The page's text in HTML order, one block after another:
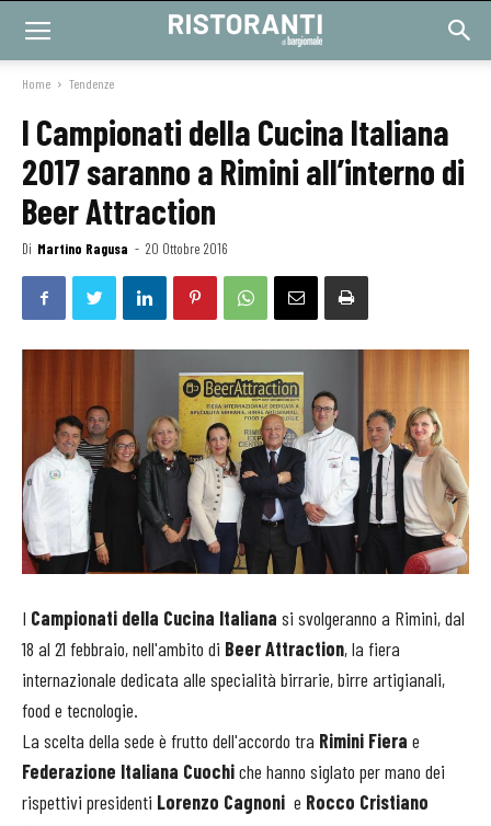
Home Tendenze
I Campionati della Cucina Italiana
2017 saranno a Rimini all’interno di
Beer Attraction
Di Martino Ragusa - 20 Ottobre 2016
I Campionati della Cucina Italiana si svolgeranno a Rimini, dal
18 al 21 febbraio, nell'ambito di Beer Attraction, la fiera
internazionale dedicata alle specialità birrarie, birre artigianali,
food e tecnologie.
La scelta della sede è frutto dell'accordo tra Rimini Fiera e
Federazione Italiana Cuochiche hanno siglato per mano dei
rispettivi presidenti Lorenzo Cagnoni e Rocco Cristiano